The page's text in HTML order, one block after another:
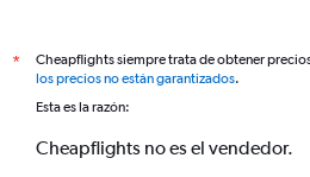
*
Cheapflights siempre trata de obtener
los precios no están garantizados.
Esta es la razón:
Cheapflights no es el vendedor.